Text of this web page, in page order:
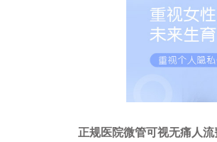
正规医院微管可视无痛人流